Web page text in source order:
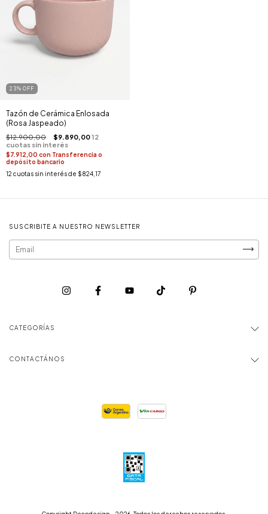
23% OFF
Tazón de Cerámica Enlosada
(Rosa Jaspeado)
$12.900,00 $9.890,00
$7.912,00 con Transferencia o
depósito bancario
12 cuotas sin interés de $824,17
SUSCRIBITE A NUESTRO NEWSLETTER
CATEGORÍAS
CONTACTÁNOS